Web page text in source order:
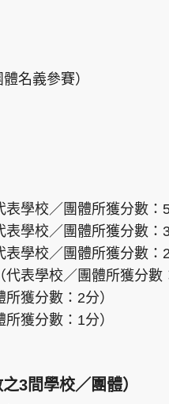
名義參賽）
學校／團體所獲分數：
學校／團體所獲分數：
學校／團體所獲分數：
表學校／團體所獲分數
獲分數：2分）
獲分數：1分）
3間學校／團體）